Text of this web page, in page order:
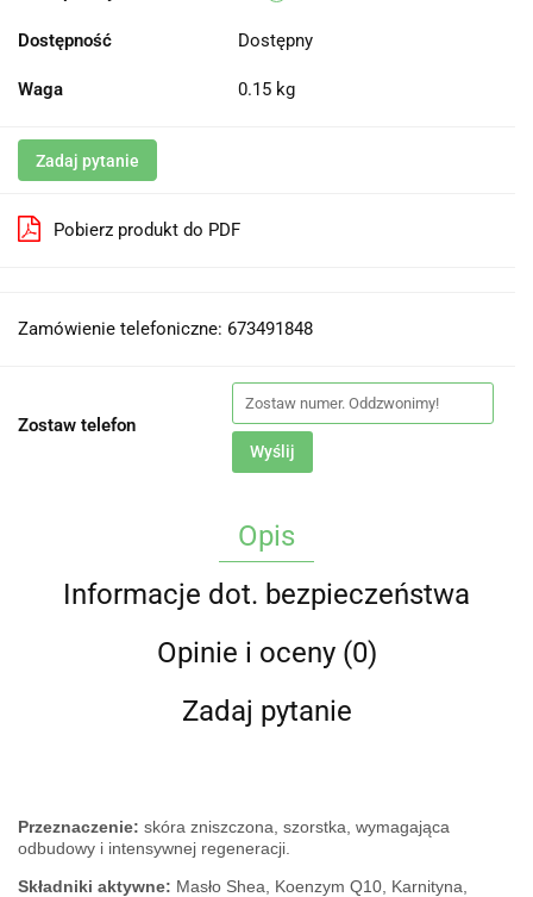
Dostępność Dostępny
Waga 0.15 kg
Zadaj pytanie
Pobierz produkt do PDF
Zamówienie telefoniczne: 673491848
Zostaw telefon
Wyślij
Opis
Informacje dot. bezpieczeństwa
Opinie i oceny (0)
Zadaj pytanie
Przeznaczenie: skóra zniszczona, szorstka, wymagająca
odbudowy i intensywnej regeneracji.
Składniki aktywne: Masło Shea, Koenzym Q10, Karnityna,